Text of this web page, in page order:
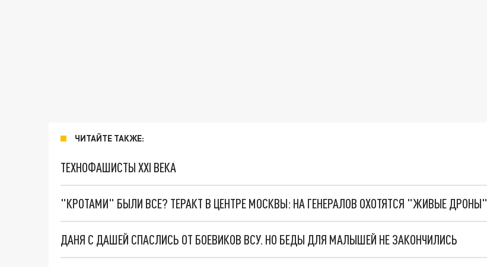
ЧИТАЙТЕ ТАКЖЕ:
ТЕХНОФАШИСТЫ XXI ВЕКА
"КРОТАМИ" БЫЛИ ВСЕ? ТЕРАКТ В ЦЕНТРЕ МОСКВЫ: НА ГЕНЕРАЛОВ ОХОТЯТСЯ "ЖИВЫЕ ДРОНЫ"
ДАНЯ С ДАШЕЙ СПАСЛИСЬ ОТ БОЕВИКОВ ВСУ. НО БЕДЫ ДЛЯ МАЛЫШЕЙ НЕ ЗАКОНЧИЛИСЬ